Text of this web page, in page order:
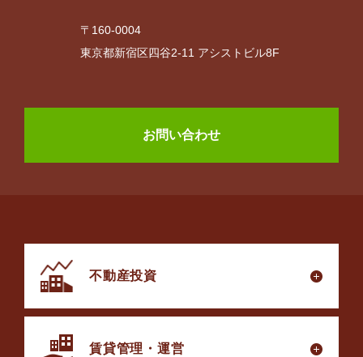
〒160-0004
東京都新宿区四谷2-11 アシストビル8F
お問い合わせ
不動産投資
賃貸管理・運営